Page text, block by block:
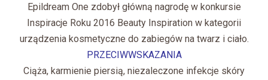
Epildream One zdobył główną nagrodę w konkursie
Inspiracje Roku 2016 Beauty Inspiration w kategorii
urządzenia kosmetyczne do zabiegów na twarz i ciało.
PRZECIWWSKAZANIA
Ciąża, karmienie piersią, niezaleczone infekcje skóry